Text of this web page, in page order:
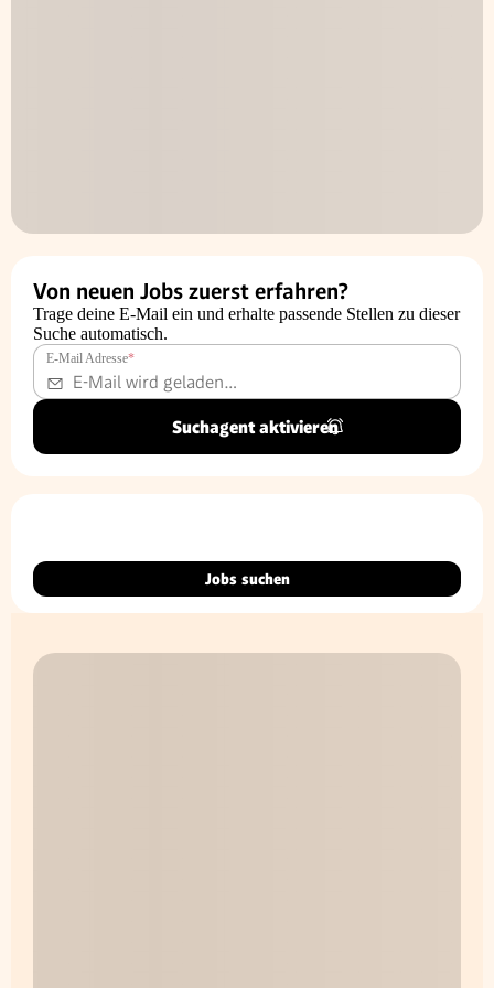
Von neuen Jobs zuerst erfahren?
Trage deine E-Mail ein und erhalte passende Stellen zu dieser
Suche automatisch.
E-Mail Adresse*
Suchagent aktivieren
Jobs suchen